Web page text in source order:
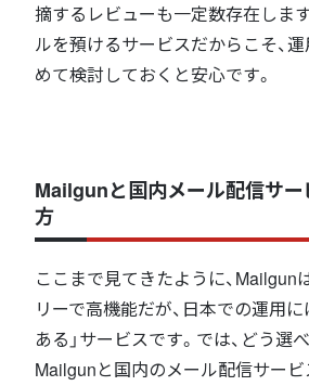
摘するレビューも一定数存在しま
ルを預けるサービスだからこそ、
めて検討しておくと安心です。
Mailgunと国内メール配信サー
方
ここまで見てきたように、Mailgun
リーで高機能だが、日本での運用
ある」サービスです。では、どう選
Mailgunと国内のメール配信サー